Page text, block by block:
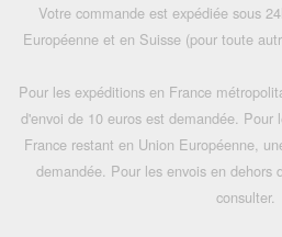
Votre commande est expédiée sous
Européenne et en Suisse (pour toute
Pour les expéditions en France
d'envoi de 10 euros est demandée. Pour
France restant en Union Européenne,
demandée. Pour les envois en dehors
consulter.